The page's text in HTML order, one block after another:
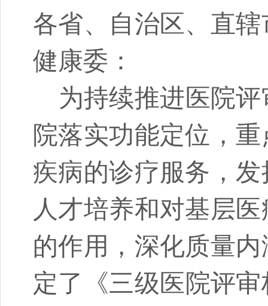
各省、自治区、 直辖
健康委：
为持续推进医院
院落实功能定位，
疾病的诊疗服务，
人才培养和对基层
的作用，深化质量
定了《三级医院评